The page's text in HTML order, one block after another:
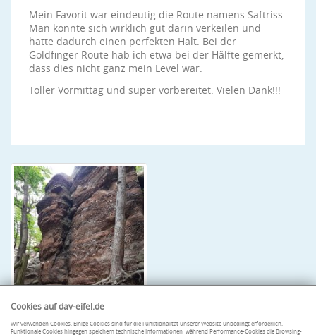
Mein Favorit war eindeutig die Route namens Saftriss.
Man konnte sich wirklich gut darin verkeilen und
hatte dadurch einen perfekten Halt. Bei der
Goldfinger Route hab ich etwa bei der Hälfte gemerkt,
dass dies nicht ganz mein Level war.
Toller Vormittag und super vorbereitet. Vielen Dank!!!
Cookies auf dav-eifel.de
Wir verwenden Cookies. Einige Cookies sind für die Funktionalität unserer Website unbedingt erforderlich.
Funktionale Cookies hingegen speichern technische Informationen, während Performance-Cookies die Browsing-